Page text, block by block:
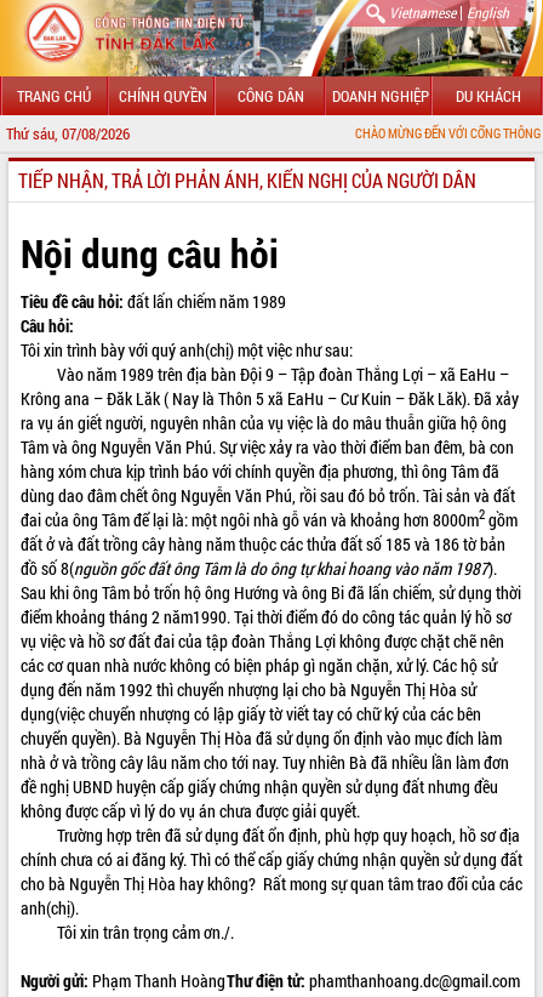
Vietnamese| English
TRANG CHỦ CHÍNH QUYỀN CÔNG DÂN DOANH NGHIỆP DU KHÁCH
Thứ sáu, 07/08/2026 CHÀO MỪNG ĐẾN VỚI CỔNG THÔNG TIN
GIỚI THIỆU
TIN TỨC SỰ KIỆN
SỞ, BAN, NGÀNH
UBND CÁC XÃ, PHƯỜNG
THÔNG TIN CHỈ ĐẠO ĐIỀU HÀNH
HỆ THỐNG VĂN BẢN
VĂN BẢN HĐND TỈNH
ĐIỂM TIN VĂN BẢN
QUY HOẠCH - KẾ HOẠCH
TIẾP NHẬN, TRẢ LỜI PHẢN ÁNH, KIẾN NGHỊ CỦA NGƯỜI DÂN
Nội dung câu hỏi
Tiêu đề câu hỏi: đất lấn chiếm năm 1989
Câu hỏi:
Tôi xin trình bày với quý anh(chị) một việc như sau:
Vào năm 1989 trên địa bàn Đội 9 – Tập đoàn Thắng Lợi – xã EaHu –
Krông ana – Đăk Lăk ( Nay là Thôn 5 xã EaHu – Cư Kuin – Đăk Lăk). Đã xảy
ra vụ án giết người, nguyên nhân của vụ việc là do mâu thuẫn giữa hộ ông
Tâm và ông Nguyễn Văn Phú. Sự việc xảy ra vào thời điểm ban đêm, bà con
hàng xóm chưa kịp trình báo với chính quyền địa phương, thì ông Tâm đã
dùng dao đâm chết ông Nguyễn Văn Phú, rồi sau đó bỏ trốn. Tài sản và đất
đai của ông Tâm để lại là: một ngôi nhà gỗ ván và khoảng hơn 8000m2gồm
đất ở và đất trồng cây hàng năm thuộc các thửa đất số 185 và 186 tờ bản
đồ số 8(nguồn gốc đất ông Tâm là do ông tự khai hoang vào năm 1987).
Sau khi ông Tâm bỏ trốn hộ ông Hướng và ông Bi đã lấn chiếm, sử dụng thời
điểm khoảng tháng 2 năm1990. Tại thời điểm đó do công tác quản lý hồ sơ
vụ việc và hồ sơ đất đai của tập đoàn Thắng Lợi không được chặt chẽ nên
các cơ quan nhà nước không có biện pháp gì ngăn chặn, xử lý. Các hộ sử
dụng đến năm 1992 thì chuyển nhượng lại cho bà Nguyễn Thị Hòa sử
dụng(việc chuyển nhượng có lập giấy tờ viết tay có chữ ký của các bên
chuyển quyền). Bà Nguyễn Thị Hòa đã sử dụng ổn định vào mục đích làm
nhà ở và trồng cây lâu năm cho tới nay. Tuy nhiên Bà đã nhiều lần làm đơn
đề nghị UBND huyện cấp giấy chứng nhận quyền sử dụng đất nhưng đều
không được cấp vì lý do vụ án chưa được giải quyết.
Trường hợp trên đã sử dụng đất ổn định, phù hợp quy hoạch, hồ sơ địa
chính chưa có ai đăng ký. Thì có thể cấp giấy chứng nhận quyền sử dụng đất
cho bà Nguyễn Thị Hòa hay không? Rất mong sự quan tâm trao đổi của các
anh(chị).
Tôi xin trân trọng cảm ơn./.
Người gửi: Phạm Thanh HoàngThư điện tử: phamthanhoang.dc@gmail.com